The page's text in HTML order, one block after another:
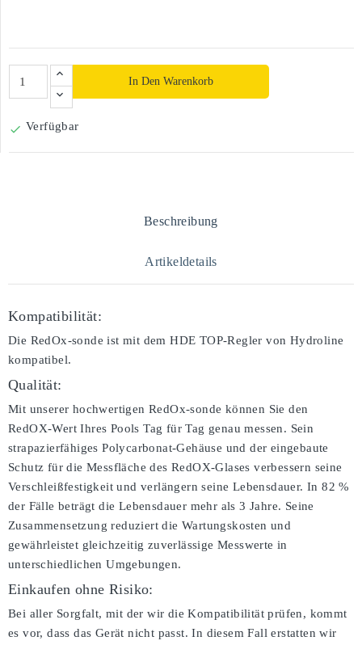
In Den Warenkorb
 Verfügbar
Beschreibung
Artikeldetails
Kompatibilität:
Die RedOx-sonde ist mit dem HDE TOP-Regler von Hydroline
kompatibel.
Qualität:
Mit unserer hochwertigen RedOx-sonde können Sie den
RedOX-Wert Ihres Pools Tag für Tag genau messen. Sein
strapazierfähiges Polycarbonat-Gehäuse und der eingebaute
Schutz für die Messfläche des RedOX-Glases verbessern seine
Verschleißfestigkeit und verlängern seine Lebensdauer. In 82 %
der Fälle beträgt die Lebensdauer mehr als 3 Jahre. Seine
Zusammensetzung reduziert die Wartungskosten und
gewährleistet gleichzeitig zuverlässige Messwerte in
unterschiedlichen Umgebungen.
Einkaufen ohne Risiko:
Bei aller Sorgfalt, mit der wir die Kompatibilität prüfen, kommt
es vor, dass das Gerät nicht passt. In diesem Fall erstatten wir